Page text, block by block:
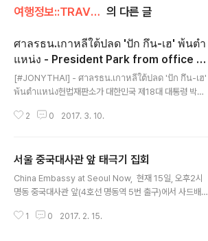
여행정보::TRAVEL/태국뉴스 의 다른 글
ศาลรธน.เกาหลีใต้ปลด 'ปัก กึน-เฮ' พ้นตำ
แหน่ง - President Park from office o
ver scandal
[#JONYTHAI] - ศาลรธน.เกาหลีใต้ปลด 'ปัก กึน-เฮ'
พ้นตำแหน่ง헌법재판소가 대한민국 제18대 대통령 박근
t removes President Park from office over scan
ตำแหน่งศาลรัฐธรรมนูญเกาหลีใต้ พิพากษายืนตาม
มติของสภาเกาหลีใต้ ที่เสนอให้ถอดถอนประธานาธิ
บดีปัก กึน-เฮ วัย 65 ปี ออกจากตำแหน่งฐานพัวพันกั
2 0 2017. 3. 10.
서울 중국대사관 앞 태극기 집회
China Embassy at Seoul Now, ​ 현재 15일, 오후2시
명동 중국대사관 앞(4호선 명동역 5번 출구)에서 사드배치
적인 제재를 가하고 있는 중국을 규탄하는 태극기 집회가
1 0 2017. 2. 15.